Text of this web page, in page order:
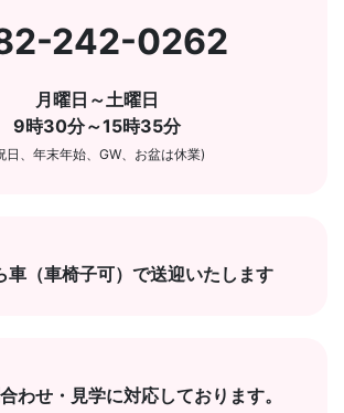
242-0262
月曜日～土曜日
9時30分～15時35分
日、年末年始、GW、お盆は休業)
車（車椅子可）で送迎いたします
わせ・見学に対応しております。